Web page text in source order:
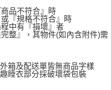
品不符合』時
『規格不符合』時
中有『損壞』者
整』，其物件(如內含附件)需
箱及配送單皆無商品字樣
睡衣部分採破壞袋包裝